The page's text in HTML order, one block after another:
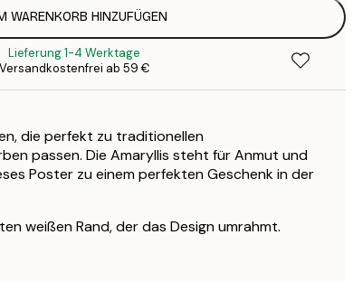
WARENKORB HINZUFÜGEN
Lieferung 1-4 Werktage
Versandkostenfrei ab 59 €
die perfekt zu traditionellen
passen. Die Amaryllis steht für Anmut und
Poster zu einem perfekten Geschenk in der
weißen Rand, der das Design umrahmt.